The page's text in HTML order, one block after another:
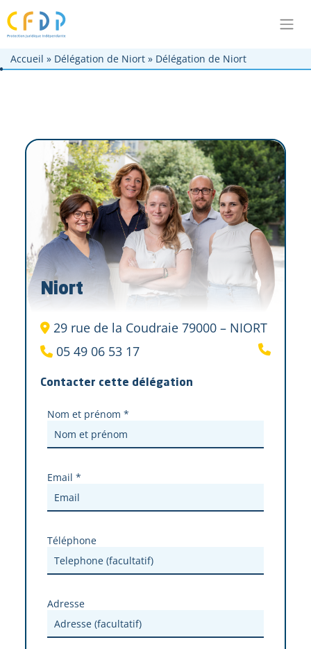
Aller au contenu principal
Aller à la navigation principale
Aller au pied de page
Accueil » Délégation de Niort » Délégation de Niort
Niort
29 rue de la Coudraie 79000 – NIORT
05 49 06 53 17
Contacter cette délégation
Nom et prénom *
Email *
Téléphone
Adresse